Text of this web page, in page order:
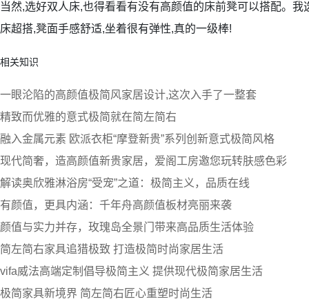
当然,选好双人床,也得看看有没有高颜值的床前凳可以搭配。
床超搭,凳面手感舒适,坐着很有弹性,真的一级棒!
相关知识
一眼沦陷的高颜值极简风家居设计,这次入手了一整套
精致而优雅的意式极简就在简左简右
融入金属元素 欧派衣柜“摩登新贵”系列创新意式极简风格
现代简奢，造高颜值新贵家居，爱阁工房邀您玩转肤感色彩
解读奥欣雅淋浴房“受宠”之道：极简主义，品质在线
有颜值，更具内涵：千年舟高颜值板材亮丽来袭
颜值与实力并存，玫瑰岛全景门带来高品质生活体验
简左简右家具追猎极致 打造极简时尚家居生活
vifa威法高端定制倡导极简主义 提供现代极简家居生活
极简家具新境界 简左简右匠心重塑时尚生活